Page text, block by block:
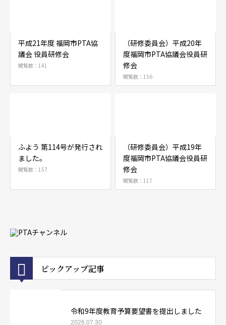
平成21年度 福岡市PTA協
議会 役員研修会
閲覧数：141
（研修委員会）平成20年
度福岡市PTA協議会役員研
修会
閲覧数：156
ふよう 第114号が発行され
ました。
閲覧数：157
（研修委員会）平成19年
度福岡市PTA協議会役員研
修会
閲覧数：117
ピックアップ記事
令和9年度教育予算要望書を提出しました
2026.07.30